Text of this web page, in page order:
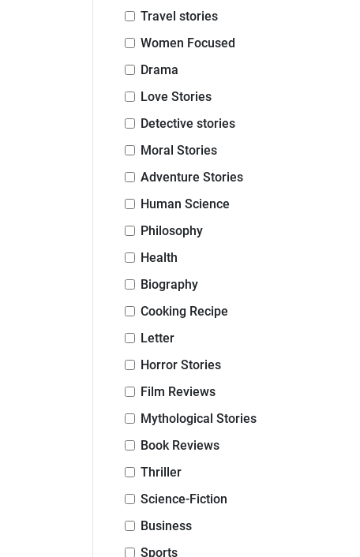
Travel stories
Women Focused
Drama
Love Stories
Detective stories
Moral Stories
Adventure Stories
Human Science
Philosophy
Health
Biography
Cooking Recipe
Letter
Horror Stories
Film Reviews
Mythological Stories
Book Reviews
Thriller
Science-Fiction
Business
Sports